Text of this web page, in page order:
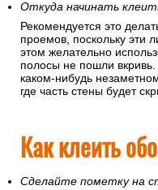
Откуда начинать
Рекомендуется это
проемов, поскольку эти
этом желательно
полосы не пошли вкривь.
каком-нибудь
где часть стены будет
Как клеить
Сделайте пометку на